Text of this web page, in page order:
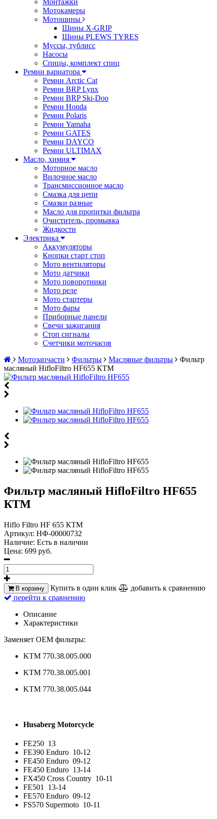
Монтажки
Мотокамеры
Мотошины
Шины X-GRIP
Шины PLEWS TYRES
Муссы, тублисс
Насосы
Спицы, комплект спиц
Ремни вариатора
Ремни Arctic Cat
Ремни BRP Lynx
Ремни BRP Ski-Doo
Ремни Honda
Ремни Polaris
Ремни Yamaha
Ремни GATES
Ремни DAYCO
Ремни ULTIMAX
Масло, химия
Моторное масло
Вилочное масло
Трансмиссионное масло
Смазка для цепи
Смазки разные
Масло для пропитки фильтра
Очиститель, промывка
Жидкости
Электрика
Аккумуляторы
Кнопки старт стоп
Мото вентиляторы
Мото датчики
Мото поворотники
Мото реле
Мото стартеры
Мото фары
Приборные панели
Свечи зажигания
Стоп сигналы
Счетчики моточасов
Мотозапчасти
Фильтры Масляные фильтры
Фильтр
масляный HifloFiltro HF655 КТМ
Фильтр масляный HifloFiltro HF655
КТМ
Hiflo Filtro HF 655 КТМ
Артикул: НФ-00000732
Наличие: Есть в наличии
Цена: 699 руб.
В корзину Купить в один клик
добавить к сравнению
перейти к сравнению
Описание
Характеристики
Заменяет OEM фильтры:
KTM 770.38.005.000
KTM 770.38.005.001
KTM 770.38.005.044
Husaberg Motorcycle
FE250 13
FE390 Enduro 10-12
FE450 Enduro 09-12
FE450 Enduro 13-14
FX450 Cross Country 10-11
FE501
13-14
FE570 Enduro 09-12
FS570 Supermoto 10-11